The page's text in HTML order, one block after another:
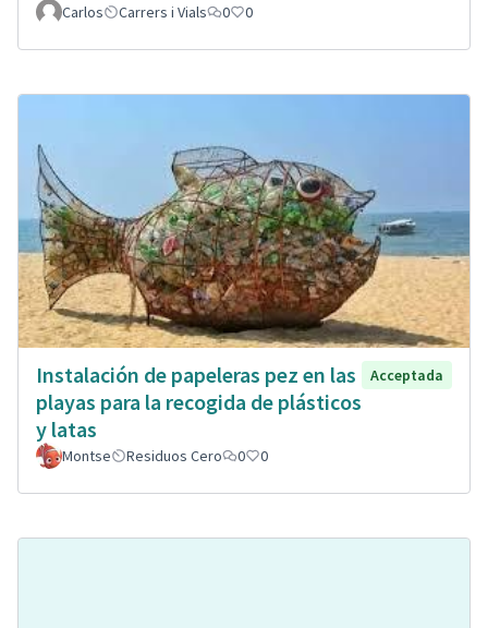
Carlos Carrers i Vials 0 0
Instalación de papeleras pez en las
playas para la recogida de plásticos
y latas
Acceptada
Montse Residuos Cero 0 0